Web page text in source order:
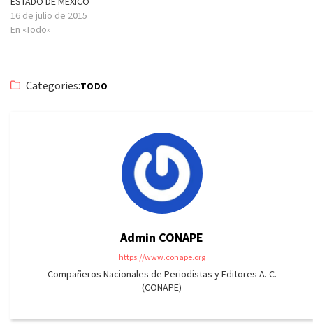
16 de julio de 2015
En «Todo»
Categories:TODO
Admin CONAPE
https://www.conape.org
Compañeros Nacionales de Periodistas y Editores A. C.
(CONAPE)